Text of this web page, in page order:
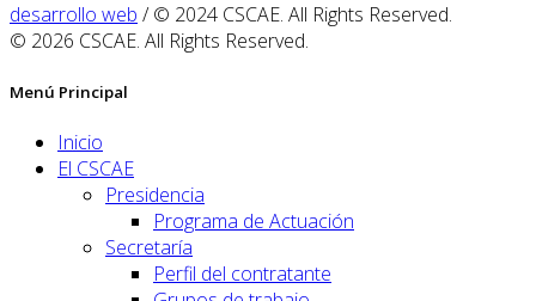
desarrollo web / © 2024 CSCAE. All Rights Reserved.
© 2026 CSCAE. All Rights Reserved.
Menú Principal
Inicio
El CSCAE
Presidencia
Programa de Actuación
Secretaría
Perfil del contratante